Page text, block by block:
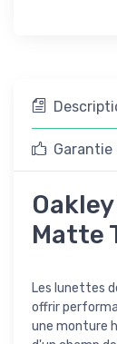
Garantie
Matte
Les lunettes
offrir
une monture